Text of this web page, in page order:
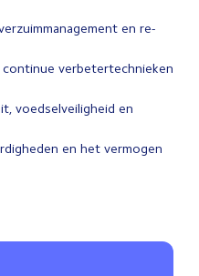
en re-
continue verbetertechnieken
voedselveiligheid en
en het vermogen